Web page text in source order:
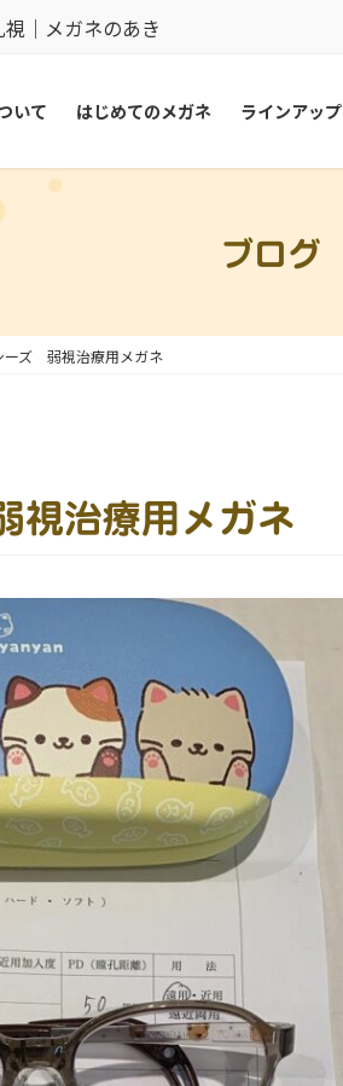
｜メガネのあき
いて はじめてのメガネ ラインアップ
ブログ
ーズ 弱視治療用メガネ
視治療用メガネ